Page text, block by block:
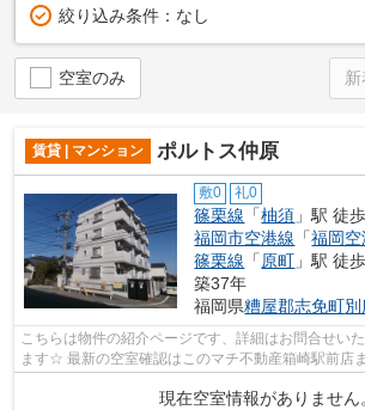
絞り込み条件： なし
空室のみ
賃貸 | マンション ポルトス仲原
敷0 礼0
篠栗線 「柚須 」駅 徒
福岡市空港線 「福岡空
篠栗線 「原町 」駅 徒
築37年
福岡県糟屋郡志免町
こちらは物件の紹介ページです、詳細はお問合せい
ます☆ 最新の空室確認はこのマチ不動産箱崎駅前店
現在空室情報がありません